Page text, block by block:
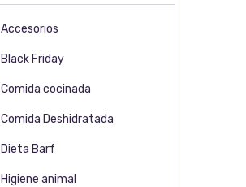
Accesorios
Black Friday
Comida cocinada
Comida Deshidratada
Dieta Barf
Higiene animal